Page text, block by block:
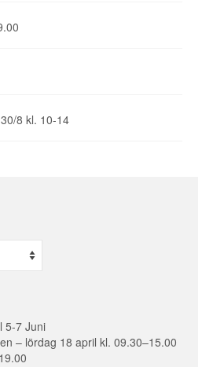
8 kl. 10-14
5-7 Juni
– lördag 18 april kl. 09.30–15.00